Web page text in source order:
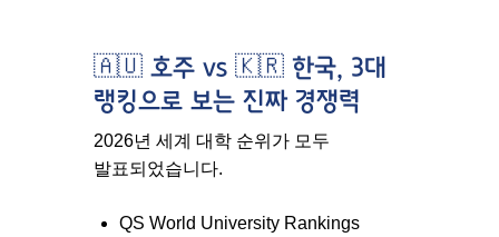
🇦🇺 호주 vs 🇰🇷 한국, 3대
랭킹으로 보는 진짜 경쟁력
2026년 세계 대학 순위가 모두
발표되었습니다.
QS World University Rankings